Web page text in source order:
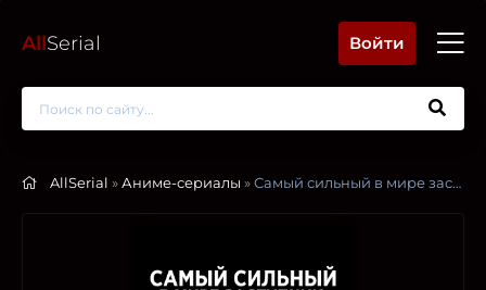
AllSerial Войти
AllSerial »Аниме-сериалы » Самый сильный в мире заступник: Страна лабиринта и искатели приключен